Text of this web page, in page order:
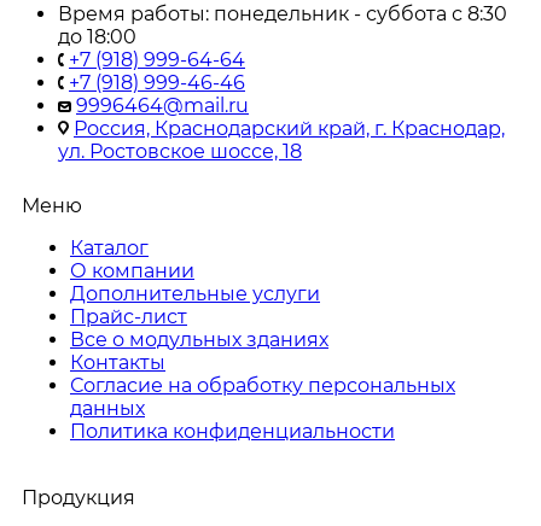
Время работы: понедельник - суббота с 8:30
до 18:00
+7 (918) 999-64-64
+7 (918) 999-46-46
9996464@mail.ru
Россия, Краснодарский край, г. Краснодар,
ул. Ростовское шоссе, 18
Меню
Каталог
О компании
Дополнительные услуги
Прайс-лист
Все о модульных зданиях
Контакты
Согласие на обработку персональных
данных
Политика конфиденциальности
Продукция